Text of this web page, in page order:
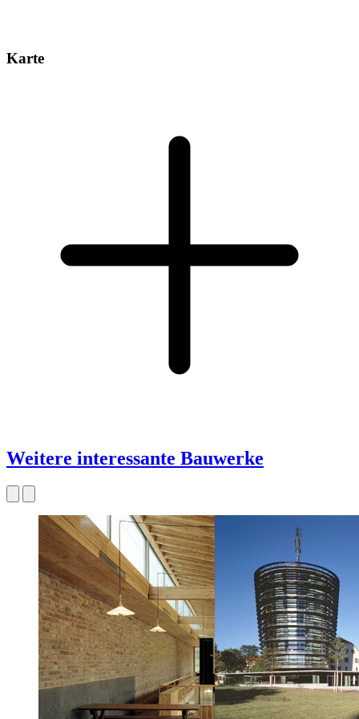
Karte
Weitere interessante Bauwerke